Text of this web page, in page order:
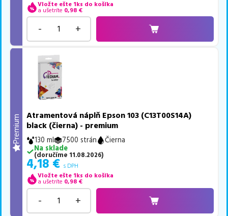
Vložte ešte 1ks do košíka
a ušetríte 0,98 €
- +
Premium
Atramentová náplň Epson 103 (C13T00S14A)
black (čierna) - premium
130 ml 7500 strán
Čierna
Na sklade
(doručíme 11.08.2026)
4,18 € s DPH
Vložte ešte 1ks do košíka
a ušetríte 0,98 €
- +